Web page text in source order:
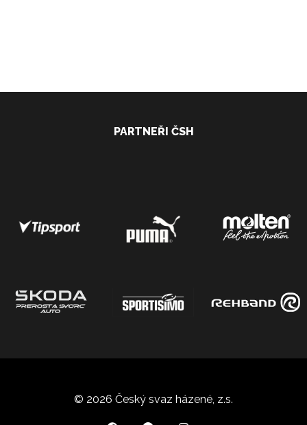
PARTNEŘI ČSH
© 2026 Český svaz házené, z.s.